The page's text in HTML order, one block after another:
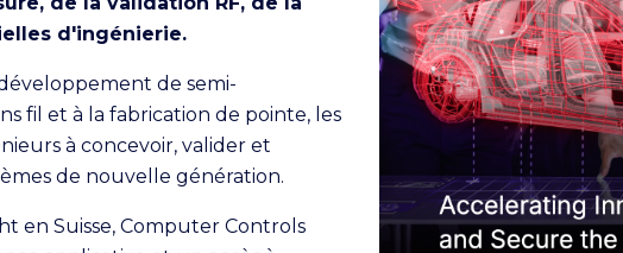
d'ingénierie.
de semi-
fil et à la fabrication de pointe, les
à concevoir, valider et
de nouvelle génération.
en Suisse, Computer Controls